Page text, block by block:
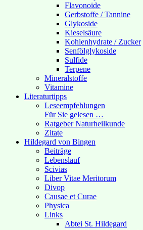
Flavonoide
Gerbstoffe / Tannine
Glykoside
Kieselsäure
Kohlenhydrate / Zucker
Senfölglykoside
Sulfide
Terpene
Mineralstoffe
Vitamine
Literaturtipps
Leseempfehlungen
Für Sie gelesen …
Ratgeber Naturheilkunde
Zitate
Hildegard von Bingen
Beiträge
Lebenslauf
Scivias
Liber Vitae Meritorum
Divop
Causae et Curae
Physica
Links
Abtei St. Hildegard